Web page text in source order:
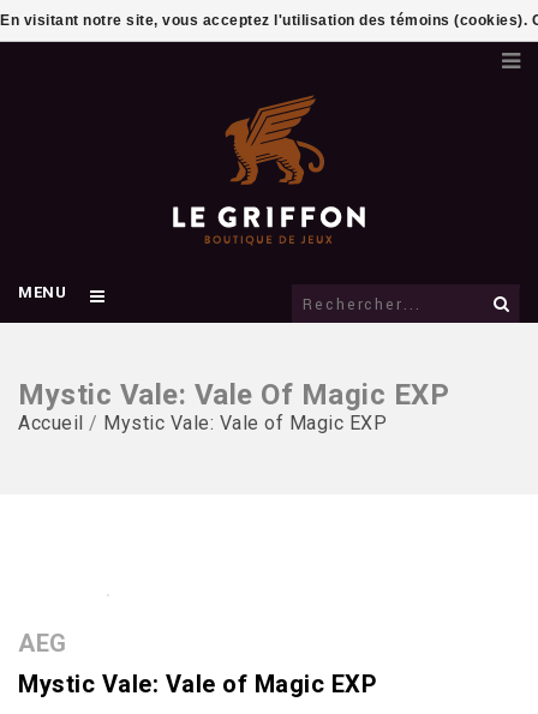
MENU
Mystic Vale: Vale Of Magic EXP
Accueil / Mystic Vale: Vale of Magic EXP
AEG
Mystic Vale: Vale of Magic EXP
En visitant notre site, vous acceptez l'utilisation des témoins